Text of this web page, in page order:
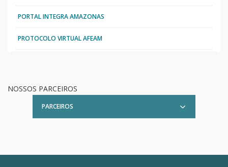
PORTAL INTEGRA AMAZONAS
PROTOCOLO VIRTUAL AFEAM
NOSSOS PARCEIROS
PARCEIROS